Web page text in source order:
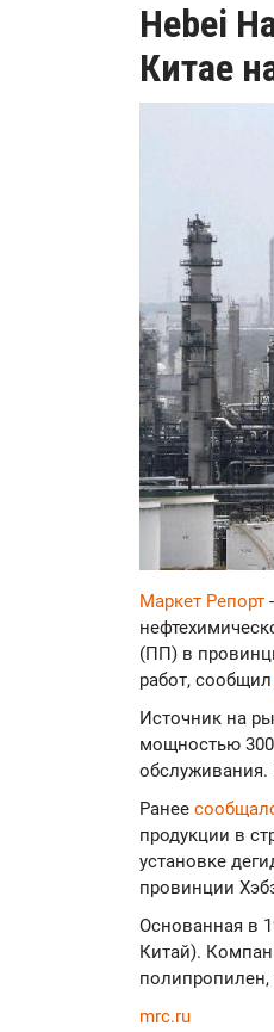
Hebei
Китае
Маркет Репорт
(ПП) в
работ, сообщил
Источник на
мощностью 300
обслуживания.
Ранее
продукции в
установке
провинции
Основанная в
Китай).
mrc.ru